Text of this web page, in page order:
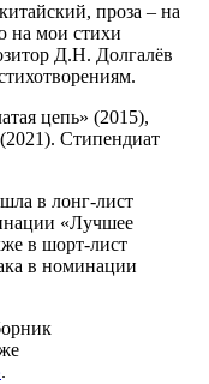
проза – на
на мои стихи
Д.Н. Долгалёв
цепь» (2015),
Стипендиат
в лонг-лист
«Лучшее
в шорт-лист
в номинации
.